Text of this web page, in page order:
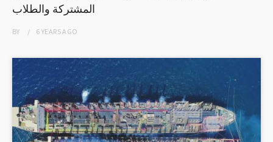
المشتركة والطلاب
BY 6 YEARSAGO